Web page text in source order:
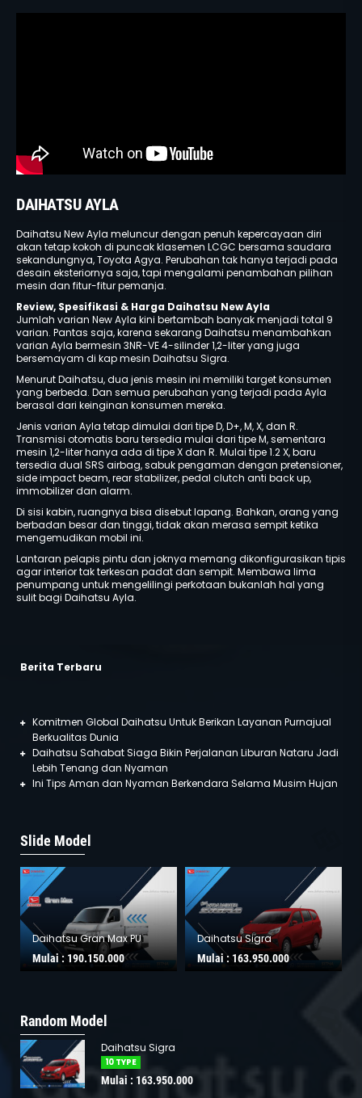
DAIHATSU AYLA
Daihatsu New Ayla meluncur dengan penuh kepercayaan diri
akan tetap kokoh di puncak klasemen LCGC bersama saudara
sekandungnya, Toyota Agya. Perubahan tak hanya terjadi pada
desain eksteriornya saja, tapi mengalami penambahan pilihan
mesin dan fitur-fitur pemanja.
Review, Spesifikasi & Harga Daihatsu New Ayla
Jumlah varian New Ayla kini bertambah banyak menjadi total 9
varian. Pantas saja, karena sekarang Daihatsu menambahkan
varian Ayla bermesin 3NR-VE 4-silinder 1,2-liter yang juga
bersemayam di kap mesin Daihatsu Sigra.
Menurut Daihatsu, dua jenis mesin ini memiliki target konsumen
yang berbeda. Dan semua perubahan yang terjadi pada Ayla
berasal dari keinginan konsumen mereka.
Jenis varian Ayla tetap dimulai dari tipe D, D+, M, X, dan R.
Transmisi otomatis baru tersedia mulai dari tipe M, sementara
mesin 1,2-liter hanya ada di tipe X dan R. Mulai tipe 1.2 X, baru
tersedia dual SRS airbag, sabuk pengaman dengan pretensioner,
side impact beam, rear stabilizer, pedal clutch anti back up,
immobilizer dan alarm.
Di sisi kabin, ruangnya bisa disebut lapang. Bahkan, orang yang
berbadan besar dan tinggi, tidak akan merasa sempit ketika
mengemudikan mobil ini.
Lantaran pelapis pintu dan joknya memang dikonfigurasikan tipis
agar interior tak terkesan padat dan sempit. Membawa lima
penumpang untuk mengelilingi perkotaan bukanlah hal yang
sulit bagi Daihatsu Ayla.
Berita Terbaru
Komitmen Global Daihatsu Untuk Berikan Layanan Purnajual
Berkualitas Dunia
Daihatsu Sahabat Siaga Bikin Perjalanan Liburan Nataru Jadi
Lebih Tenang dan Nyaman
Ini Tips Aman dan Nyaman Berkendara Selama Musim Hujan
Slide Model
Daihatsu Gran Max PU
Mulai : 190.150.000
Daihatsu Sigra
Mulai : 163.950.000
Random Model
Daihatsu Sigra
10 TYPE
Mulai : 163.950.000